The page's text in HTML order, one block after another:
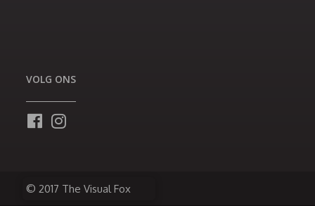
VOLG ONS
© 2017 The Visual Fox